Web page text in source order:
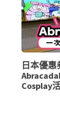
日本優
Cosplay